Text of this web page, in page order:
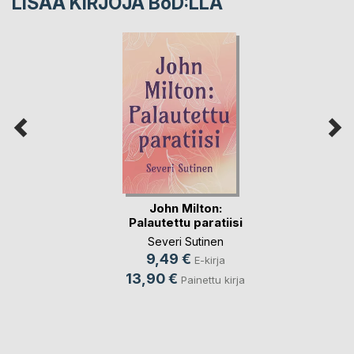
John Milton:
Palautettu paratiisi
Severi Sutinen
9,49 € E-kirja
13,90 € Painettu kirja